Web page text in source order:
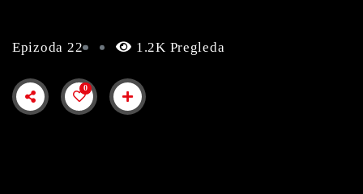
Epizoda 22 1.2K Pregleda
0